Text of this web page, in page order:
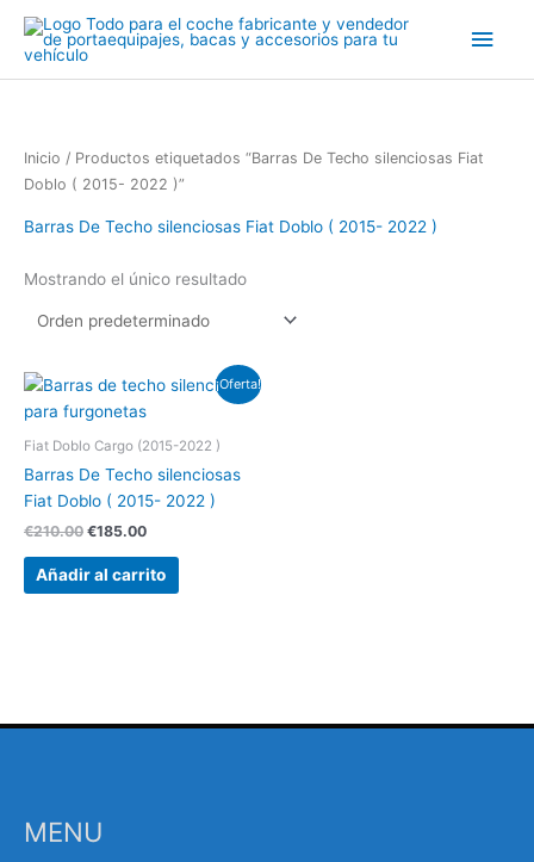
contenido
Inicio / Productos etiquetados “Barras De Techo silenciosas Fiat
Doblo ( 2015- 2022 )”
Barras De Techo silenciosas Fiat Doblo ( 2015- 2022 )
Mostrando el único resultado
¡Oferta!
Fiat Doblo Cargo (2015-2022 )
Barras De Techo silenciosas
Fiat Doblo ( 2015- 2022 )
€210.00
El
precio
original
era:
€210.00.
€185.00
El
precio
actual
es:
€185.00.
Añadir al carrito
MENU